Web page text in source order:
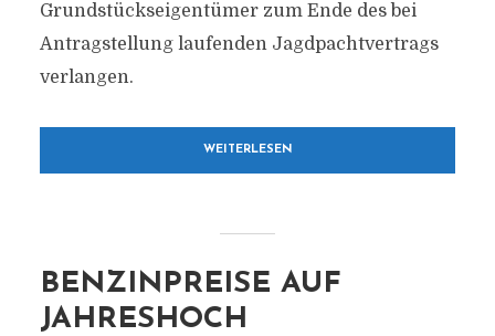
Grundstückseigentümer zum Ende des bei
Antragstellung laufenden Jagdpachtvertrags
verlangen.
WEITERLESEN
BENZINPREISE AUF
JAHRESHOCH